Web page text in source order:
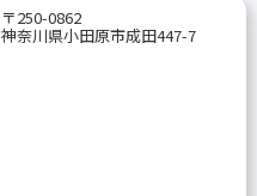
〒250-0862
神奈川県小田原市成田447-7